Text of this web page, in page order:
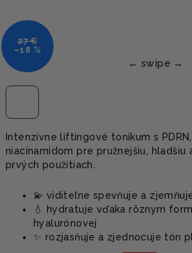
Intenzívne liftingové tonikum s
niacínamidom pre pružnejšiu, hladšiu
prvých použitiach.
💫 viditeľne spevňuje a
💧 hydratuje vďaka rôznym
hyalurónovej
✨ rozjasňuje a zjednocuje tón
27 €
–18 %